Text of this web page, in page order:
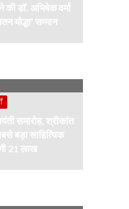
डॉ. अभिषेक वर्मा
योद्धा’ सम्मान
समारोह, श्रीकांत
बड़ा साहित्यिक
21 लाख